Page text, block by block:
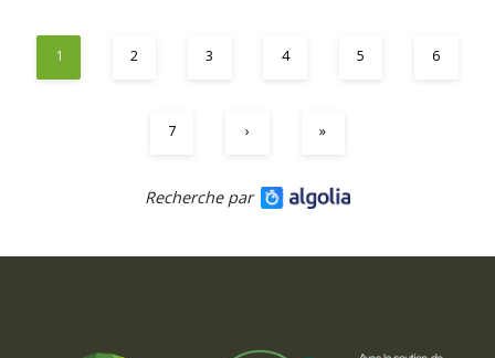
1 2 3 4 5 6
7 › »
Recherche par